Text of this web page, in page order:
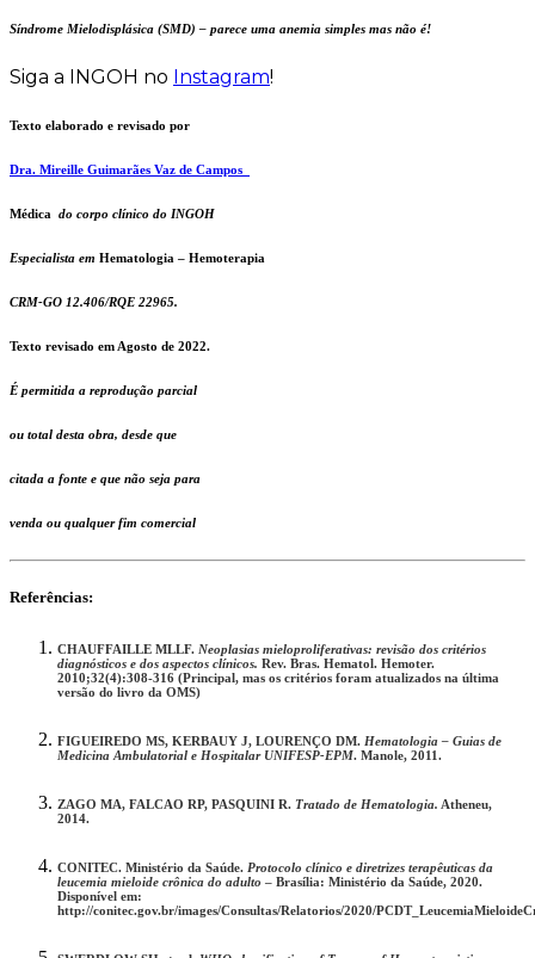
Síndrome Mielodisplásica (SMD) – parece uma anemia simples mas não é!
Siga a INGOH no Instagram!
Texto elaborado e revisado por
Dra. Mireille Guimarães Vaz de Campos
Médica do corpo clínico do INGOH
Especialista em Hematologia – Hemoterapia
CRM-GO 12.406/RQE 22965.
Texto revisado em Agosto de 2022.
É permitida a reprodução parcial
ou total desta obra, desde que
citada a fonte e que não seja para
venda ou qualquer fim comercial
Referências:
CHAUFFAILLE MLLF. Neoplasias mieloproliferativas: revisão dos critérios
diagnósticos e dos aspectos clínicos. Rev. Bras. Hematol. Hemoter.
2010;32(4):308-316 (Principal, mas os critérios foram atualizados na última
versão do livro da OMS)
FIGUEIREDO MS, KERBAUY J, LOURENÇO DM. Hematologia – Guias de
Medicina Ambulatorial e Hospitalar UNIFESP-EPM. Manole, 2011.
ZAGO MA, FALCAO RP, PASQUINI R. Tratado de Hematologia. Atheneu,
2014.
CONITEC. Ministério da Saúde. Protocolo clínico e diretrizes terapêuticas da
leucemia mieloide crônica do adulto – Brasília: Ministério da Saúde, 2020.
Disponível em:
http://conitec.gov.br/images/Consultas/Relatorios/2020/